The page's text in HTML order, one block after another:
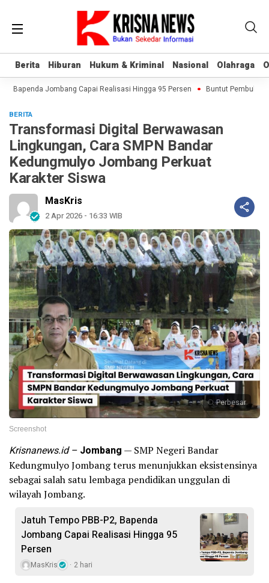
Berita Hiburan Hukum & Kriminal Nasional Olahraga
Berita Hiburan Hukum & Kriminal Nasional Olahraga
Bapenda Jombang Capai Realisasi Hingga 95 Persen Buntut Pembukuan
BERITA
Transformasi Digital Berwawasan
Lingkungan, Cara SMPN Bandar
Kedungmulyo Jombang Perkuat
Karakter Siswa
MasKris
2 Apr 2026 - 16:33 WIB
Perbesar
Screenshot
Krisnanews.id – Jombang — SMP Negeri Bandar
Kedungmulyo Jombang terus menunjukkan eksistensinya
sebagai salah satu lembaga pendidikan unggulan di
wilayah Jombang.
Jatuh Tempo PBB-P2, Bapenda
Jombang Capai Realisasi Hingga 95
Persen
MasKris 2 hari